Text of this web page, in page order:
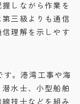
しながら作業を
三級よりも通信
理解を示しやす
す。港湾工事や海
水士、小型船舶
技士などを組み